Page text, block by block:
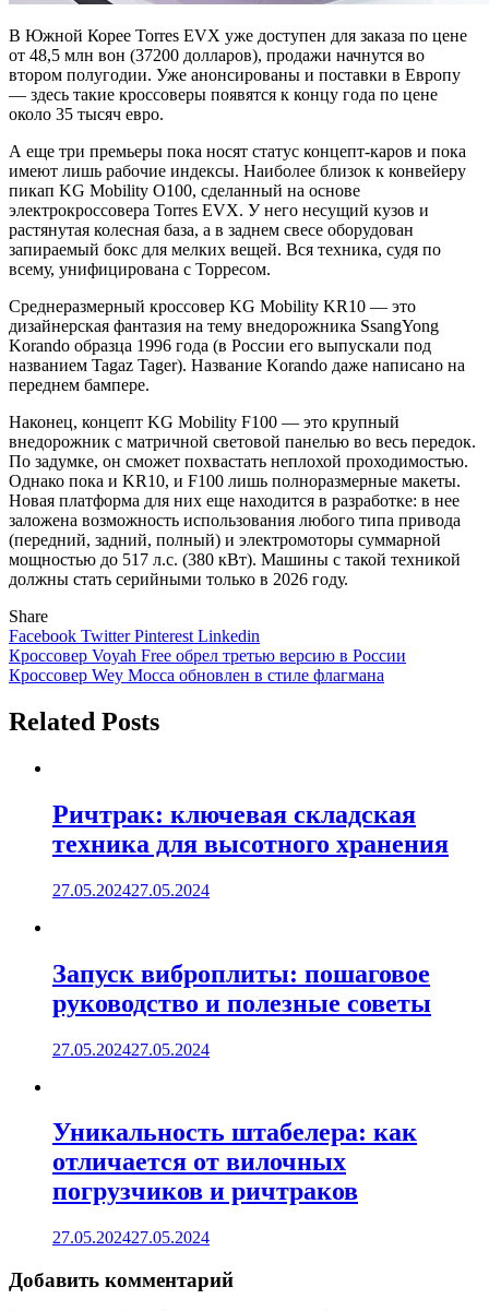
В Южной Корее Torres EVX уже доступен для заказа по цене
от 48,5 млн вон (37200 долларов), продажи начнутся во
втором полугодии. Уже анонсированы и поставки в Европу
— здесь такие кроссоверы появятся к концу года по цене
около 35 тысяч евро.
А еще три премьеры пока носят статус концепт-каров и пока
имеют лишь рабочие индексы. Наиболее близок к конвейеру
пикап KG Mobility O100, сделанный на основе
электрокроссовера Torres EVX. У него несущий кузов и
растянутая колесная база, а в заднем свесе оборудован
запираемый бокс для мелких вещей. Вся техника, судя по
всему, унифицирована с Торресом.
Среднеразмерный кроссовер KG Mobility KR10 — это
дизайнерская фантазия на тему внедорожника SsangYong
Korando образца 1996 года (в России его выпускали под
названием Tagaz Tager). Название Korando даже написано на
переднем бампере.
Наконец, концепт KG Mobility F100 — это крупный
внедорожник с матричной световой панелью во весь передок.
По задумке, он сможет похвастать неплохой проходимостью.
Однако пока и KR10, и F100 лишь полноразмерные макеты.
Новая платформа для них еще находится в разработке: в нее
заложена возможность использования любого типа привода
(передний, задний, полный) и электромоторы суммарной
мощностью до 517 л.с. (380 кВт). Машины с такой техникой
должны стать серийными только в 2026 году.
Share
Facebook TwitterPinterest Linkedin
Навигация
по
записям
Кроссовер Voyah Free обрел третью версию в России
Кроссовер Wey Mocca обновлен в стиле флагмана
Related Posts
Ричтрак: ключевая складская
техника для высотного хранения
27.05.202427.05.2024
Запуск виброплиты: пошаговое
руководство и полезные советы
27.05.202427.05.2024
Уникальность штабелера: как
отличается от вилочных
погрузчиков и ричтраков
27.05.202427.05.2024
Добавить комментарий